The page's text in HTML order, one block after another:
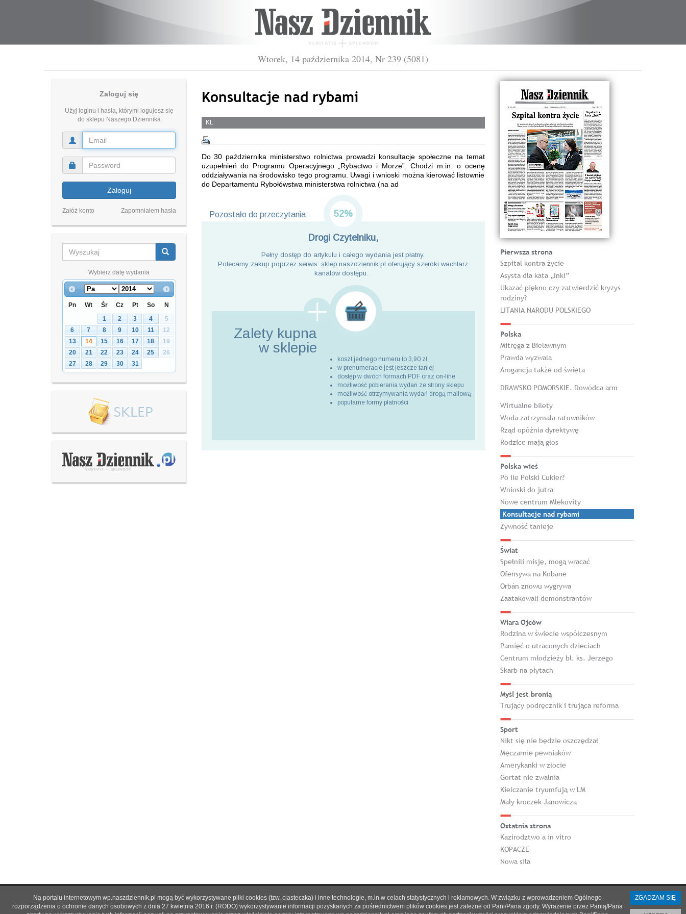
Wtorek, 14 października 2014, Nr 239 (5081)
Zaloguj się
Użyj loginu i hasła, którymi logujesz się
do sklepu Naszego Dziennika
Zaloguj
Załóż konto Zapomniałem hasła
Wybierz datę wydania
Pn Wt Śr Cz Pt So
N
1
2 3 4
5
6
7 8 9 10 11
12
13
14 15 16 17 18
19
20
21 22 23 24 25
26
27
28 29 30 31
Konsultacje nad rybami
KL
Do 30 października ministerstwo rolnictwa prowadzi konsultacje społeczne na temat
uzupełnień do Programu Operacyjnego „Rybactwo i Morze”. Chodzi m.in. o ocenę
oddziaływania na środowisko tego programu. Uwagi i wnioski można kierować listownie
do Departamentu Rybołówstwa ministerstwa rolnictwa (na ad
Pozostało do przeczytania: 52%
Drogi Czytelniku,
Pełny dostęp do artykułu i całego wydania jest płatny.
Polecamy zakup poprzez serwis: sklep.naszdziennik.pl oferujący szeroki wachlarz
kanałów dostępu. .
Zalety kupna
w sklepie
koszt jednego numeru to 3,90 zł
w prenumeracie jest jeszcze taniej
dostęp w dwóch formach PDF oraz on-line
możliwość pobierania wydań ze strony sklepu
możliwość otrzymywania wydań drogą mailową
popularne formy płatności
Pierwsza strona
Szpital kontra życie
Asysta dla kata „Inki”
Ukazać piękno czy zatwierdzić kryzys
rodziny?
LITANIA NARODU POLSKIEGO
Polska
Mitręga z Bielawnym
Prawda wyzwala
Arogancja także od święta
DRAWSKO POMORSKIE. Dowódca arm
Wirtualne bilety
Woda zatrzymała ratowników
Rząd opóźnia dyrektywę
Rodzice mają głos
Polska wieś
Po ile Polski Cukier?
Wnioski do jutra
Nowe centrum Mlekovity
Konsultacje nad rybami
Żywność tanieje
Świat
Spełnili misję, mogą wracać
Ofensywa na Kobane
Orbán znowu wygrywa
Zaatakowali demonstrantów
Wiara Ojców
Rodzina w świecie współczesnym
Pamięć o utraconych dzieciach
Centrum młodzieży bł. ks. Jerzego
Skarb na płytach
Myśl jest bronią
Trujący podręcznik i trująca reforma
Sport
Nikt się nie będzie oszczędzał
Męczarnie pewniaków
Amerykanki w złocie
Gortat nie zwalnia
Kielczanie tryumfują w LM
Mały kroczek Janowicza
Ostatnia strona
Kazirodztwo a in vitro
KOPACZE
Nowa siła
O nas|Reklama|Prenumerata|Regulamin|Kontakt
Na portalu internetowym wp.naszdziennik.pl mogą być wykorzystywane pliki cookies (tzw. ciasteczka) i inne technologie, m.in w celach statystycznych i reklamowych. W związku z wprowadzeniem Ogólnego
rozporządzenia o ochronie danych osobowych z dnia 27 kwietnia 2016 r. (RODO) wykorzystywanie informacji pozyskanych za pośrednictwem plików cookies jest zależne od Pani/Pana zgody. Wyrażenie przez Panią/Pana
ZGADZAM SIĘ